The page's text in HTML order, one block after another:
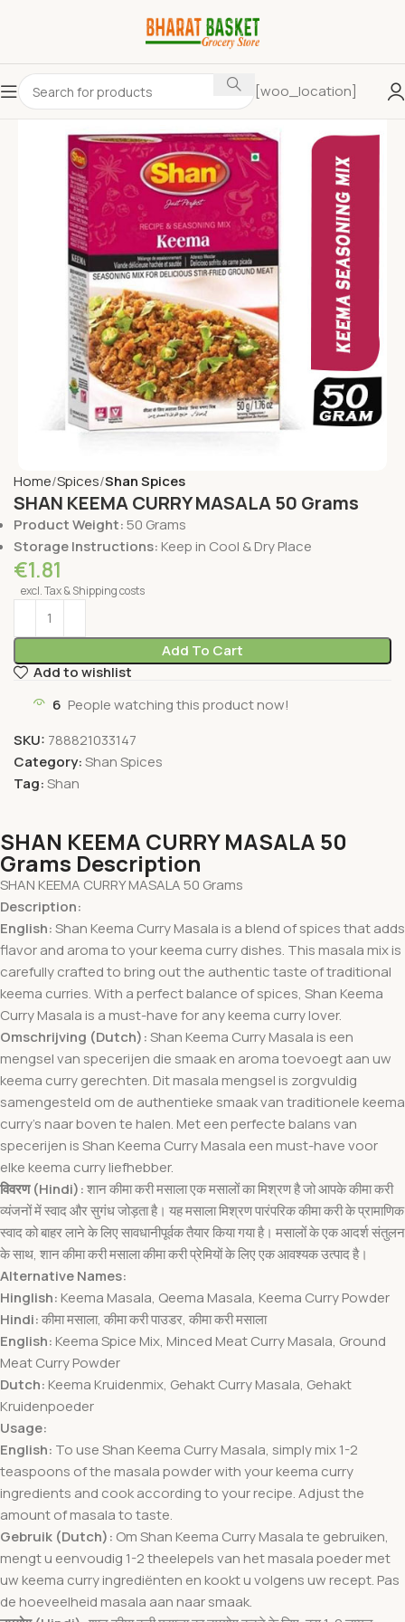
[woo_location]
Home Spices Shan Spices
SHAN KEEMA CURRY MASALA 50 Grams
Product Weight:50 Grams
Storage Instructions: Keep in Cool & Dry Place
€1.81
excl. Tax & Shipping costs
Add To Cart
Add to wishlist
6 People watching this product now!
SKU: 788821033147
Category:Shan Spices
Tag:Shan
SHAN KEEMA CURRY MASALA 50
Grams Description
SHAN KEEMA CURRY MASALA 50 Grams
Description:
English:Shan Keema Curry Masala is a blend of spices that adds
flavor and aroma to your keema curry dishes. This masala mix is
carefully crafted to bring out the authentic taste of traditional
keema curries. With a perfect balance of spices, Shan Keema
Curry Masala is a must-have for any keema curry lover.
Omschrijving (Dutch):Shan Keema Curry Masala is een
mengsel van specerijen die smaak en aroma toevoegt aan uw
keema curry gerechten. Dit masala mengsel is zorgvuldig
samengesteld om de authentieke smaak van traditionele keema
curry’s naar boven te halen. Met een perfecte balans van
specerijen is Shan Keema Curry Masala een must-have voor
elke keema curry liefhebber.
विवरण (Hindi):शान कीमा करी मसाला एक मसालों का मिश्रण है जो आपके कीमा करी
व्यंजनों में स्वाद और सुगंध जोड़ता है। यह मसाला मिश्रण पारंपरिक कीमा करी के प्रामाणिक
स्वाद को बाहर लाने के लिए सावधानीपूर्वक तैयार किया गया है। मसालों के एक आदर्श संतुलन
के साथ, शान कीमा करी मसाला कीमा करी प्रेमियों के लिए एक आवश्यक उत्पाद है।
Alternative Names:
Hinglish: Keema Masala, Qeema Masala, Keema Curry Powder
Hindi:कीमा मसाला, कीमा करी पाउडर, कीमा करी मसाला
English: Keema Spice Mix, Minced Meat Curry Masala, Ground
Meat Curry Powder
Dutch: Keema Kruidenmix, Gehakt Curry Masala, Gehakt
Kruidenpoeder
Usage:
English: To use Shan Keema Curry Masala, simply mix 1-2
teaspoons of the masala powder with your keema curry
ingredients and cook according to your recipe. Adjust the
amount of masala to taste.
Gebruik (Dutch): Om Shan Keema Curry Masala te gebruiken,
mengt u eenvoudig 1-2 theelepels van het masala poeder met
uw keema curry ingrediënten en kookt u volgens uw recept. Pas
de hoeveelheid masala aan naar smaak.